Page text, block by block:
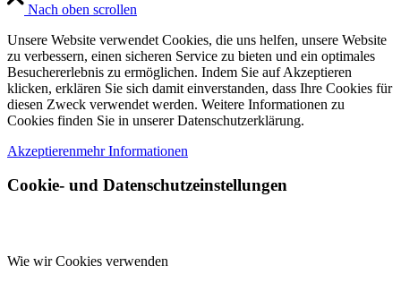
Nach oben scrollen
Unsere Website verwendet Cookies, die uns helfen, unsere Website
zu verbessern, einen sicheren Service zu bieten und ein optimales
Besuchererlebnis zu ermöglichen. Indem Sie auf Akzeptieren
klicken, erklären Sie sich damit einverstanden, dass Ihre Cookies für
diesen Zweck verwendet werden. Weitere Informationen zu
Cookies finden Sie in unserer Datenschutzerklärung.
Akzeptierenmehr Informationen
Cookie- und Datenschutzeinstellungen
Wie wir Cookies verwenden